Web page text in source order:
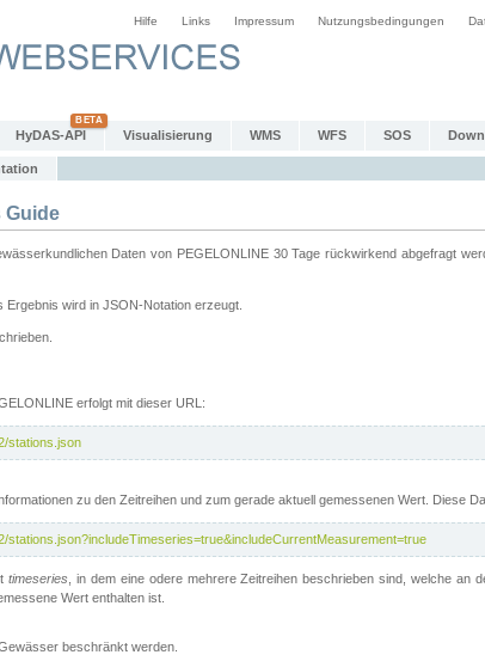
Hilfe Links Impressum Nutzungsbedingungen
HyDAS-API Visualisierung WMS WFS SOS
Guide
Daten von PEGELONLINE 30 Tage rückwirkend abgefragt
wird in JSON-Notation erzeugt.
erfolgt mit dieser URL:
stations.json
zu den Zeitreihen und zum gerade aktuell gemessenen Wert. Diese
timeseries , in dem eine odere mehrere Zeitreihen beschrieben sind, welche
Wert enthalten ist.
beschränkt werden.